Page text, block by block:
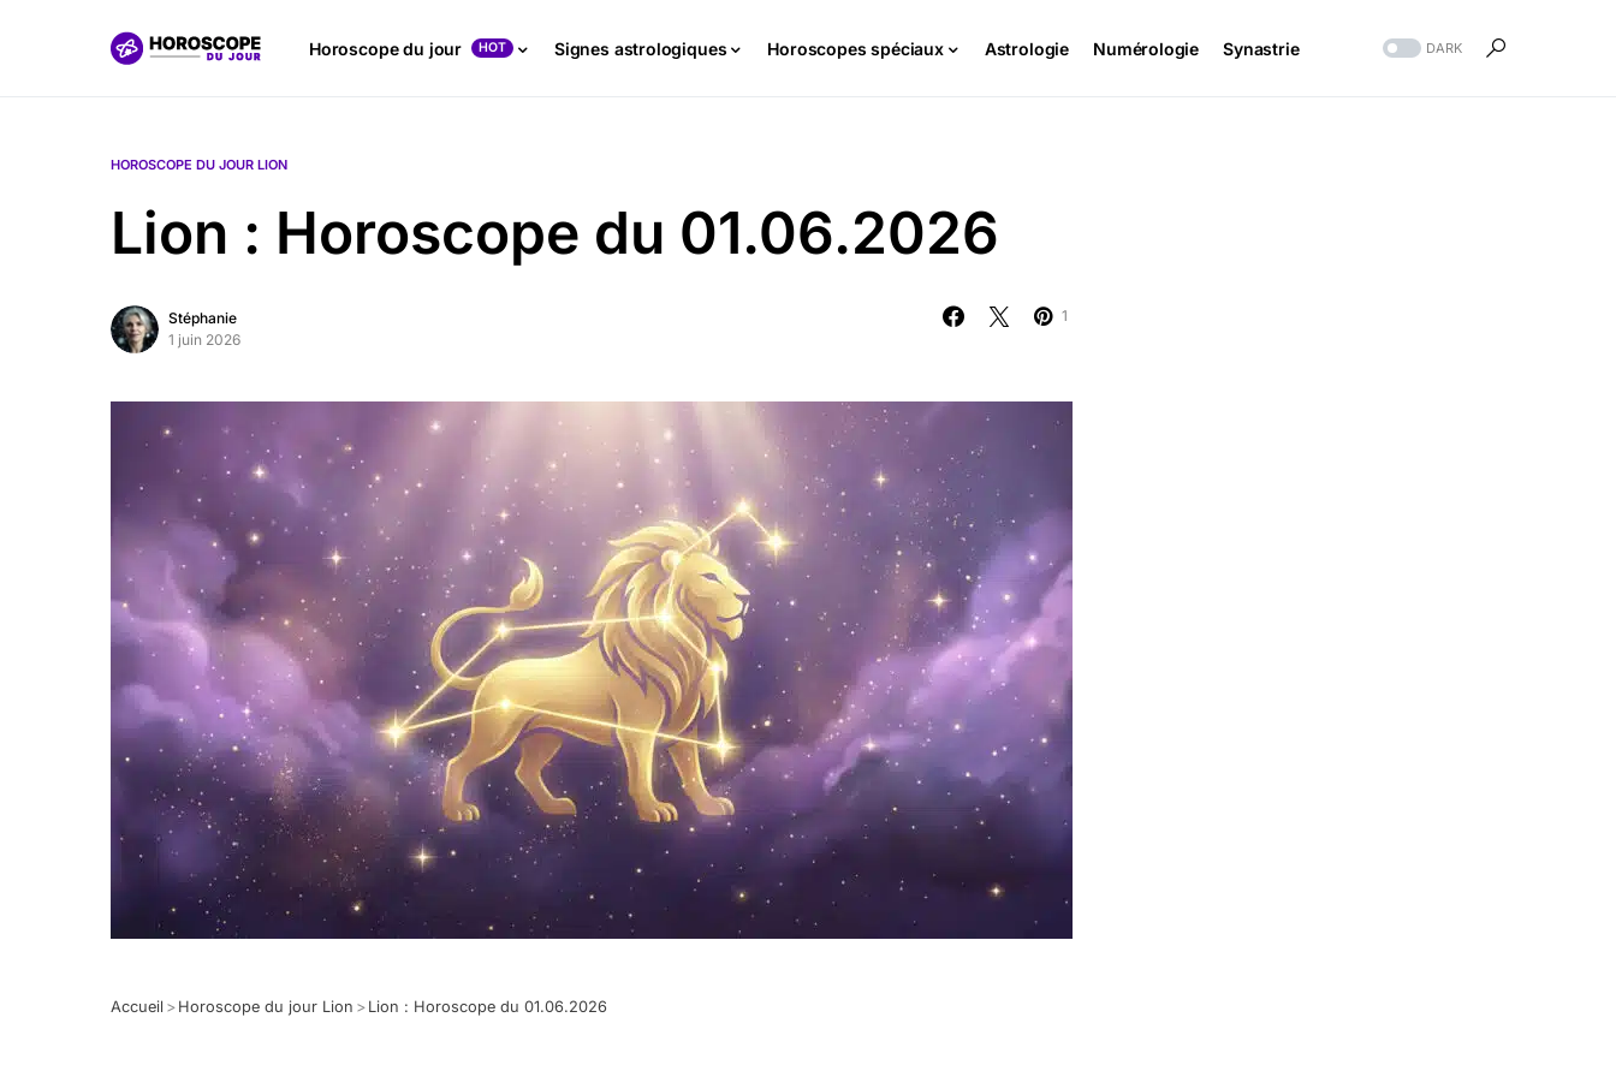
Horoscope du jour HOT Signes astrologiques Horoscopes spéciaux Astrologie Numérologie Synastrie DARK
HOROSCOPE DU JOUR LION
Lion : Horoscope du 01.06.2026
Stéphanie
1 juin 2026
1
Accueil > Horoscope du jour Lion > Lion : Horoscope du 01.06.2026